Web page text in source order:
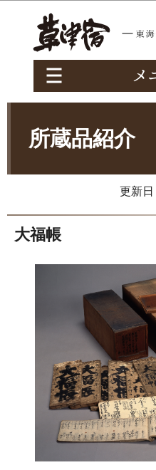
所蔵品紹介
更新
大福帳